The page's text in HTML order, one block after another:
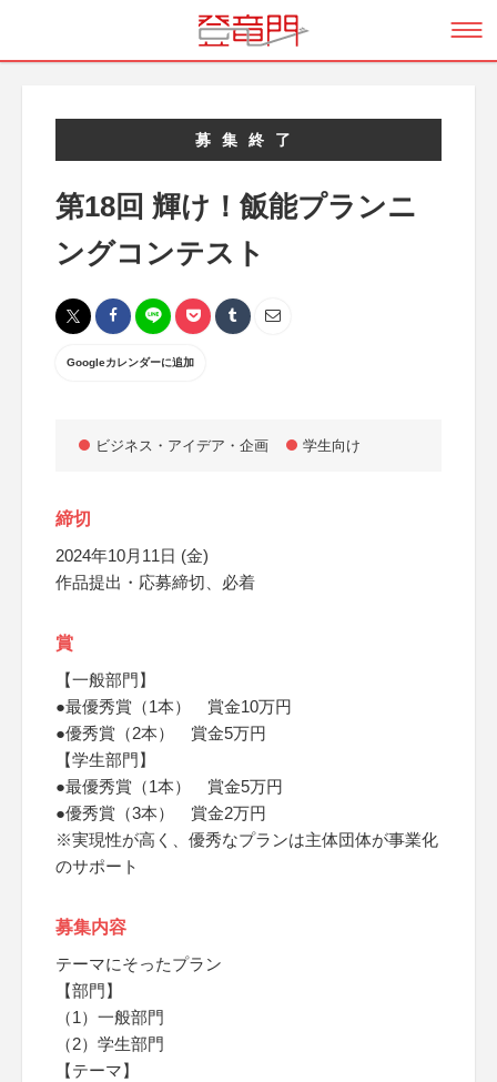
募集終了
第18回 輝け！飯能プランニ
ングコンテスト
Googleカレンダーに追加
ビジネス・アイデア・企画 学生向け
締切
2024年10月11日 (金)
作品提出・応募締切、必着
賞
【一般部門】
●最優秀賞（1本） 賞金10万円
●優秀賞（2本） 賞金5万円
【学生部門】
●最優秀賞（1本） 賞金5万円
●優秀賞（3本） 賞金2万円
※実現性が高く、優秀なプランは主体団体が事業化
のサポート
募集内容
テーマにそったプラン
【部門】
（1）一般部門
（2）学生部門
【テーマ】